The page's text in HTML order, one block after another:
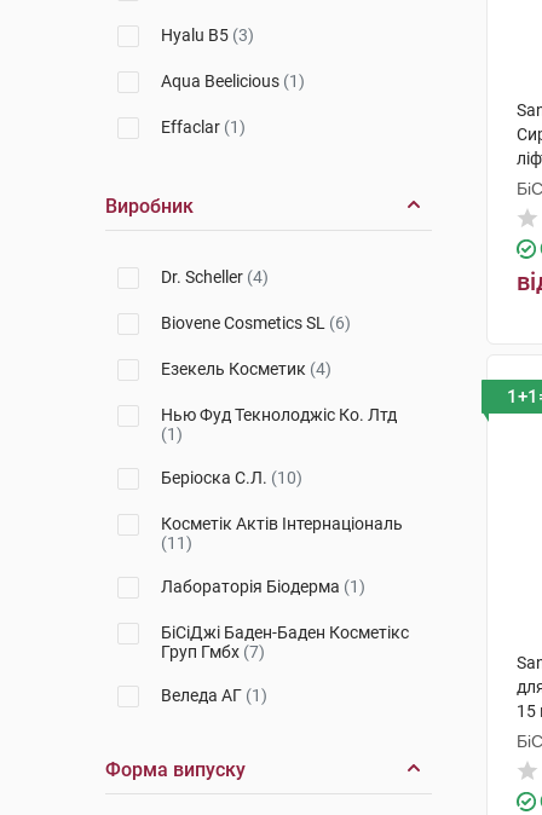
Hyalu B5 (3)
Aqua Beelicious (1)
Effaclar (1)
Sebiaclear
Cleanance
Roseliane
Cica Daily(1)
Cicaplast(1)
Liftactiv(4)
Виробник
Dr. Scheller (4)
Biovene Cosmetics SL (6)
Езекель Косметик (4)
Нью Фуд Текнолоджіс Ко. Лтд
(1)
Беріоска С.Л. (10)
Косметік Актів Інтернаціональ
(11)
Лабораторія Біодерма (1)
БіСіДжі Баден-Баден Косметікс
Груп Гмбх (7)
Веледа АГ (1)
Форма випуску
15